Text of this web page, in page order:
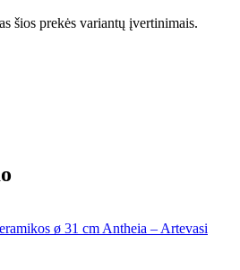
šios prekės variantų įvertinimais.